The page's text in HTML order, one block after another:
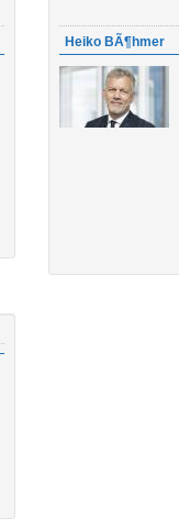
Heiko BÃ¶hmer